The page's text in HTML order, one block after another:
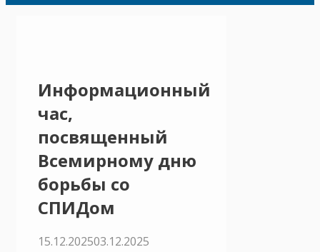
Информационный
час,
посвященный
Всемирному дню
борьбы со
СПИДом
15.12.202503.12.2025